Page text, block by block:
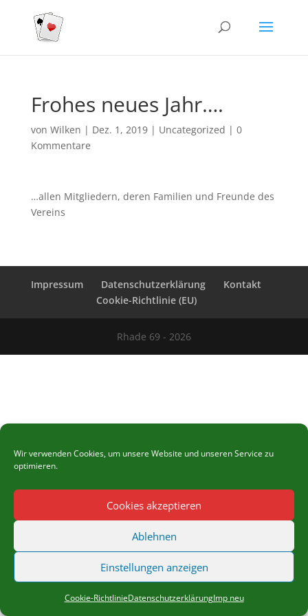
Wir verwenden Cookies, um unsere Website und unseren Service zu
optimieren.
Cookies akzeptieren
Ablehnen
Einstellungen anzeigen
Cookie-RichtlinieDatenschutzerklärungImp neu
Frohes neues Jahr….
von Wilken | Dez. 1, 2019| Uncategorized | 0
Kommentare
…allen Mitgliedern, deren Familien und Freunde des
Vereins
Impressum Datenschutzerklärung
Kontakt
Cookie-Richtlinie (EU)
Rhade 69 - 2026